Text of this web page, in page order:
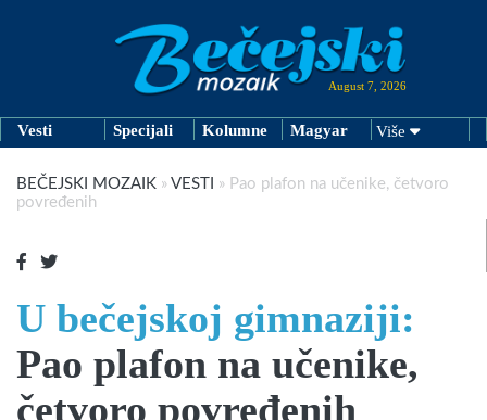
August 7, 2026
Vesti Specijali Kolumne Magyar Više
BEČEJSKI MOZAIK » VESTI » Pao plafon na učenike, četvoro
povređenih
U bečejskoj gimnaziji:
Pao plafon na učenike,
četvoro povređenih